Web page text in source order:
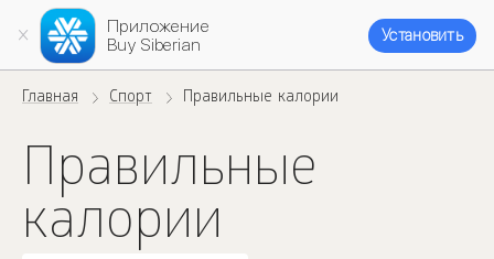
Приложение
Buy Siberian
Установить
Главная Спорт Правильные калории
Правильные
калории